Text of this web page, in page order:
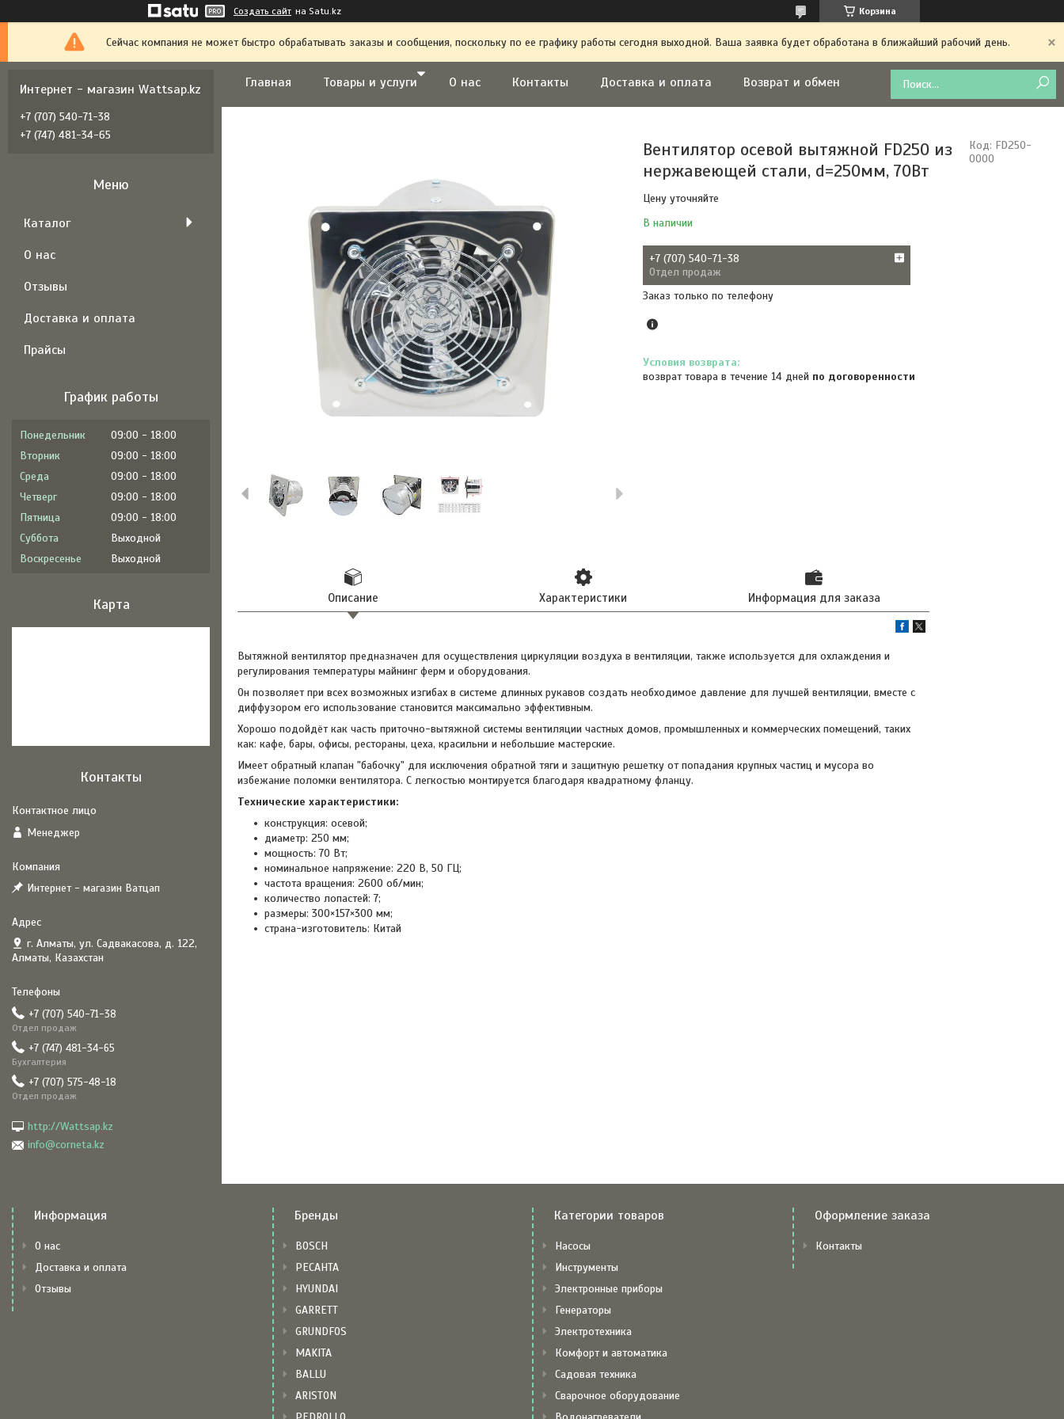
Создать сайт на Satu.kz Корзина
Сейчас компания не может быстро обрабатывать заказы и сообщения, поскольку по ее графику работы сегодня выходной. Ваша заявка будет обработана в ближайший рабочий день.
Главная Товары и услуги О нас Контакты Доставка и оплата Возврат и обмен
Вентилятор осевой вытяжной FD250 из
нержавеющей стали, d=250мм, 70Вт
Цену уточняйте
В наличии
Код: FD250-
0000
+7 (707) 540-71-38
Отдел продаж
Заказ только по телефону
возврат товара в течение 14 дней по договоренности
Описание Характеристики Информация для заказа
Вытяжной вентилятор предназначен для осуществления циркуляции воздуха в вентиляции, также используется для охлаждения и
регулирования температуры майнинг ферм и оборудования.
Он позволяет при всех возможных изгибах в системе длинных рукавов создать необходимое давление для лучшей вентиляции, вместе с
диффузором его использование становится максимально эффективным.
Хорошо подойдёт как часть приточно-вытяжной системы вентиляции частных домов, промышленных и коммерческих помещений, таких
как: кафе, бары, офисы, рестораны, цеха, красильни и небольшие мастерские.
Имеет обратный клапан "бабочку" для исключения обратной тяги и защитную решетку от попадания крупных частиц и мусора во
избежание поломки вентилятора. С легкостью монтируется благодаря квадратному фланцу.
Технические характеристики:
конструкция: осевой;
диаметр: 250 мм;
мощность: 70 Вт;
номинальное напряжение: 220 В, 50 ГЦ;
частота вращения: 2600 об/мин;
количество лопастей: 7;
размеры: 300×157×300 мм;
страна-изготовитель: Китай
Интернет - магазин Wattsap.kz
+7 (707) 540-71-38
+7 (747) 481-34-65
Каталог
О нас
Отзывы
Доставка и оплата
Прайсы
График работы
Понедельник 09:00
18:00
Вторник
09:00
18:00
Среда
09:00
18:00
Четверг
09:00
18:00
Пятница
09:00
18:00
Суббота
Выходной
Воскресенье
Выходной
Карта
Контакты
Менеджер
Интернет - магазин Ватцап
г. Алматы, ул. Садвакасова, д. 122,
Алматы, Казахстан
+7 (707) 540-71-38
Отдел продаж
+7 (747) 481-34-65
Бухгалтерия
+7 (707) 575-48-18
Отдел продаж
http://Wattsap.kz
info@corneta.kz
Информация
О нас
Доставка и оплата
Отзывы
Бренды
BOSCH
РЕСАНТА
HYUNDAI
GARRETT
GRUNDFOS
MAKITA
BALLU
ARISTON
Категории товаров
Насосы
Инструменты
Электронные приборы
Генераторы
Электротехника
Комфорт и автоматика
Садовая техника
Сварочное оборудование
Оформление заказа
Контакты